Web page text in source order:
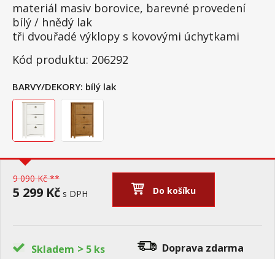
materiál masiv borovice, barevné provedení
bílý / hnědý lak
tři dvouřadé výklopy s kovovými úchytkami
Kód produktu: 206292
BARVY/DEKORY: bílý lak
9 090 Kč **
5 299 Kč s DPH Do košíku
Skladem > 5 ks Doprava zdarma